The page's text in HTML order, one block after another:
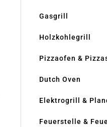
Gasgrill
Holzkohlegrill
Pizzaofen &
Dutch Oven
Elektrogrill &
Feuerstelle &